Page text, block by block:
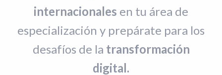
internacionales en tu área de
especialización y prepárate para los
desafíos de la transformación
digital.